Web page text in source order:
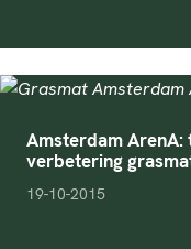
Amsterdam
verbetering
pubDate
19-10-2015